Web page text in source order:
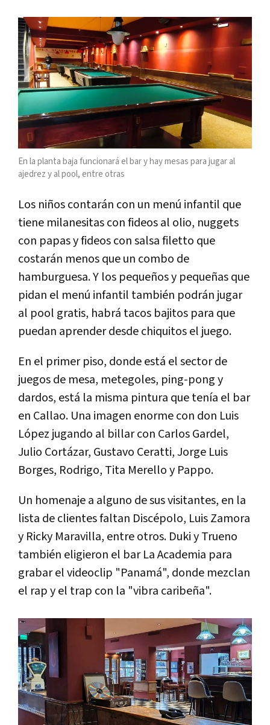
En la planta baja funcionará el bar y hay mesas para jugar al
ajedrez y al pool, entre otras
Los niños contarán con un menú infantil que
tiene milanesitas con fideos al olio, nuggets
con papas y fideos con salsa filetto que
costarán menos que un combo de
hamburguesa. Y los pequeños y pequeñas que
pidan el menú infantil también podrán jugar
al pool gratis, habrá tacos bajitos para que
puedan aprender desde chiquitos el juego.
En el primer piso, donde está el sector de
juegos de mesa, metegoles, ping-pong y
dardos, está la misma pintura que tenía el bar
en Callao. Una imagen enorme con don Luis
López jugando al billar con Carlos Gardel,
Julio Cortázar, Gustavo Ceratti, Jorge Luis
Borges, Rodrigo, Tita Merello y Pappo.
Un homenaje a alguno de sus visitantes, en la
lista de clientes faltan Discépolo, Luis Zamora
y Ricky Maravilla, entre otros. Duki y Trueno
también eligieron el bar La Academia para
grabar el videoclip "Panamá", donde mezclan
el rap y el trap con la "vibra caribeña".